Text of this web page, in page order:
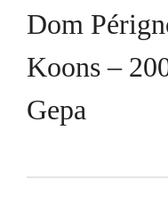
Dom
Koons –
Gepa